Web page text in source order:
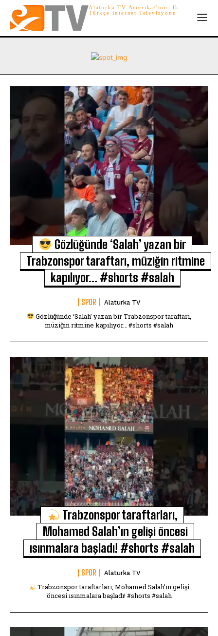
Alaturka TV Amerika\'nın ilk
Türkçe İnternet Televizyonu
Gözlüğünde ‘Salah’ yazan bir
Trabzonspor taraftarı, müziğin ritmine
kapılıyor… #shorts #salah
SPOR Alaturka TV
Gözlüğünde ‘Salah’ yazan bir Trabzonspor taraftarı,
müziğin ritmine kapılıyor… #shorts #salah
Trabzonspor taraftarları,
Mohamed Salah’ın gelişi öncesi
ısınmalara başladı! #shorts #salah
SPOR Alaturka TV
Trabzonspor taraftarları, Mohamed Salah’ın gelişi
öncesi ısınmalara başladı! #shorts #salah